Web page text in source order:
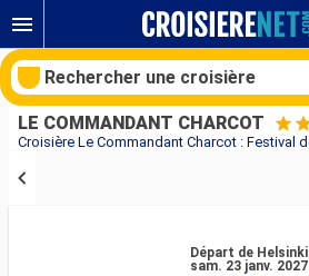
LE COMMANDANT CHARCOT
Départ de Helsinki
sam. 23 janv. 2027
Rechercher une croisière